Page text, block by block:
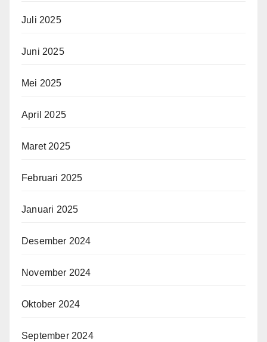
Juli 2025
Juni 2025
Mei 2025
April 2025
Maret 2025
Februari 2025
Januari 2025
Desember 2024
November 2024
Oktober 2024
September 2024